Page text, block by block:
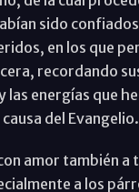
sido
en los que
recordando
las energías que
del Evangelio.
amor también a
a los